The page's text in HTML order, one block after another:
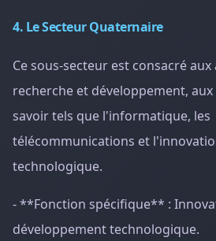
4. Le Secteur Quaternaire
Ce sous-secteur est consacré
recherche et développement,
savoir tels que l'informatique, les
télécommunications et
technologique.
- **Fonction spécifique** :
développement technologique.